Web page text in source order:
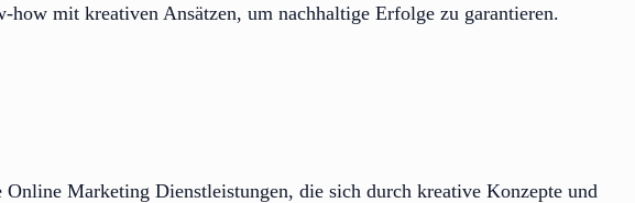
mit kreativen Ansätzen, um nachhaltige Erfolge zu garantieren.
Marketing Dienstleistungen, die sich durch kreative Konzepte und